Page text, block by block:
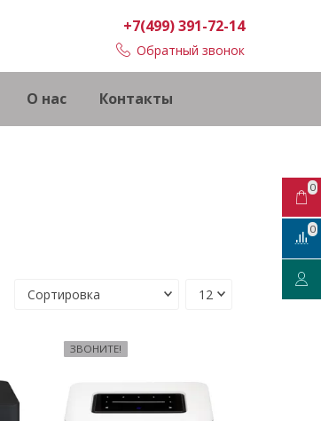
+7(499) 391-72-14
Обратный звонок
О нас Контакты
ЗВОНИТЕ!
0
0